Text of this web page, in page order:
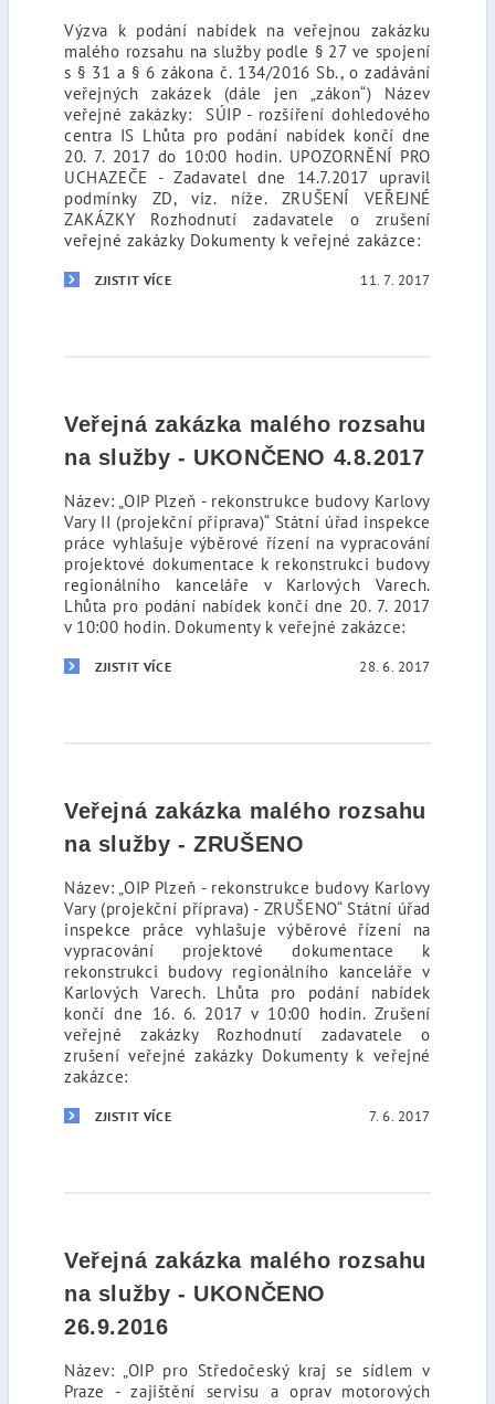
Výzva k podání nabídek na veřejnou zakázku
malého rozsahu na služby podle § 27 ve spojení
s § 31 a § 6 zákona č. 134/2016 Sb., o zadávání
veřejných zakázek (dále jen „zákon“) Název
veřejné zakázky: SÚIP - rozšíření dohledového
centra IS Lhůta pro podání nabídek končí dne
20. 7. 2017 do 10:00 hodin. UPOZORNĚNÍ PRO
UCHAZEČE - Zadavatel dne 14.7.2017 upravil
podmínky ZD, viz. níže. ZRUŠENÍ VEŘEJNÉ
ZAKÁZKY Rozhodnutí zadavatele o zrušení
veřejné zakázky Dokumenty k veřejné zakázce:
ZJISTIT VÍCE 11. 7. 2017
Veřejná zakázka malého rozsahu
na služby - UKONČENO 4.8.2017
Název: „OIP Plzeň - rekonstrukce budovy Karlovy
Vary II (projekční příprava)“ Státní úřad inspekce
práce vyhlašuje výběrové řízení na vypracování
projektové dokumentace k rekonstrukci budovy
regionálního kanceláře v Karlových Varech.
Lhůta pro podání nabídek končí dne 20. 7. 2017
v 10:00 hodin. Dokumenty k veřejné zakázce:
ZJISTIT VÍCE 28. 6. 2017
Veřejná zakázka malého rozsahu
na služby - ZRUŠENO
Název: „OIP Plzeň - rekonstrukce budovy Karlovy
Vary (projekční příprava) - ZRUŠENO“ Státní úřad
inspekce práce vyhlašuje výběrové řízení na
vypracování projektové dokumentace k
rekonstrukci budovy regionálního kanceláře v
Karlových Varech. Lhůta pro podání nabídek
končí dne 16. 6. 2017 v 10:00 hodin. Zrušení
veřejné zakázky Rozhodnutí zadavatele o
zrušení veřejné zakázky Dokumenty k veřejné
zakázce:
ZJISTIT VÍCE 7. 6. 2017
Veřejná zakázka malého rozsahu
na služby - UKONČENO
26.9.2016
Název: „OIP pro Středočeský kraj se sídlem v
Praze - zajištění servisu a oprav motorových